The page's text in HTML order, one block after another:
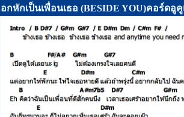
อกหักเป็นเพื่อนเธอ (BESIDE YOU)คอร์ดอู